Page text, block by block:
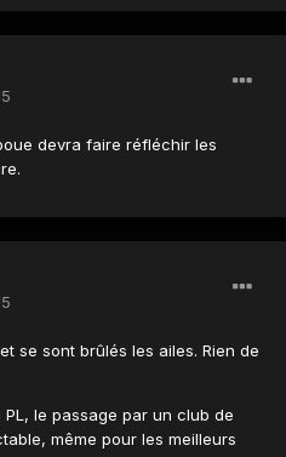
devra faire réfléchir les
se sont brûlés les ailes. Rien de
le passage par un club de
même pour les meilleurs